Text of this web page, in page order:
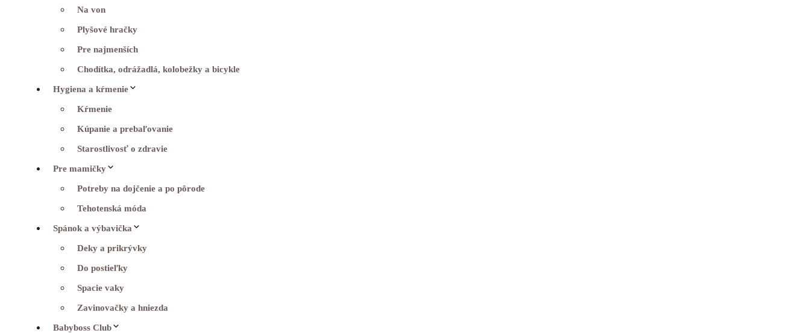
Na von
Plyšové hračky
Pre najmenších
Chodítka, odrážadlá, kolobežky a bicykle
Hygiena a kŕmenie
Kŕmenie
Kúpanie a prebaľovanie
Starostlivosť o zdravie
Pre mamičky
Potreby na dojčenie a po pôrode
Tehotenská móda
Spánok a výbavička
Deky a prikrývky
Do postieľky
Spacie vaky
Zavinovačky a hniezda
Babyboss Club